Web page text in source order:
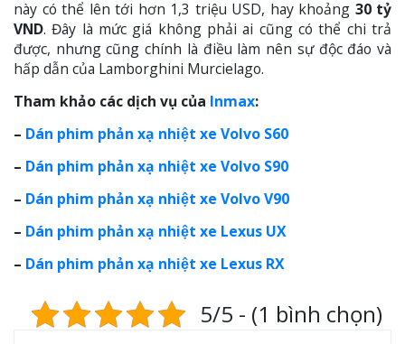
này có thể lên tới hơn 1,3 triệu USD, hay khoảng 30 tỷ
VND. Đây là mức giá không phải ai cũng có thể chi trả
được, nhưng cũng chính là điều làm nên sự độc đáo và
hấp dẫn của Lamborghini Murcielago.
Tham khảo các dịch vụ của Inmax:
– Dán phim phản xạ nhiệt xe Volvo S60
– Dán phim phản xạ nhiệt xe Volvo S90
– Dán phim phản xạ nhiệt xe Volvo V90
– Dán phim phản xạ nhiệt xe Lexus UX
– Dán phim phản xạ nhiệt xe Lexus RX
5/5 - (1 bình chọn)